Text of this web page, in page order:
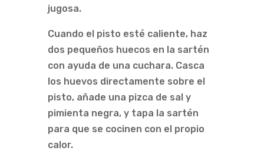
jugosa.
Cuando el pisto esté caliente, haz
dos pequeños huecos en la sartén
con ayuda de una cuchara. Casca
los huevos directamente sobre el
pisto, añade una pizca de sal y
pimienta negra, y tapa la sartén
para que se cocinen con el propio
calor.